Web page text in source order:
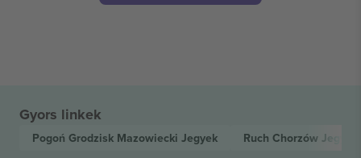
Gyors linkek
Pogoń Grodzisk Mazowiecki Jegyek Ruch Chorzów Jegyek